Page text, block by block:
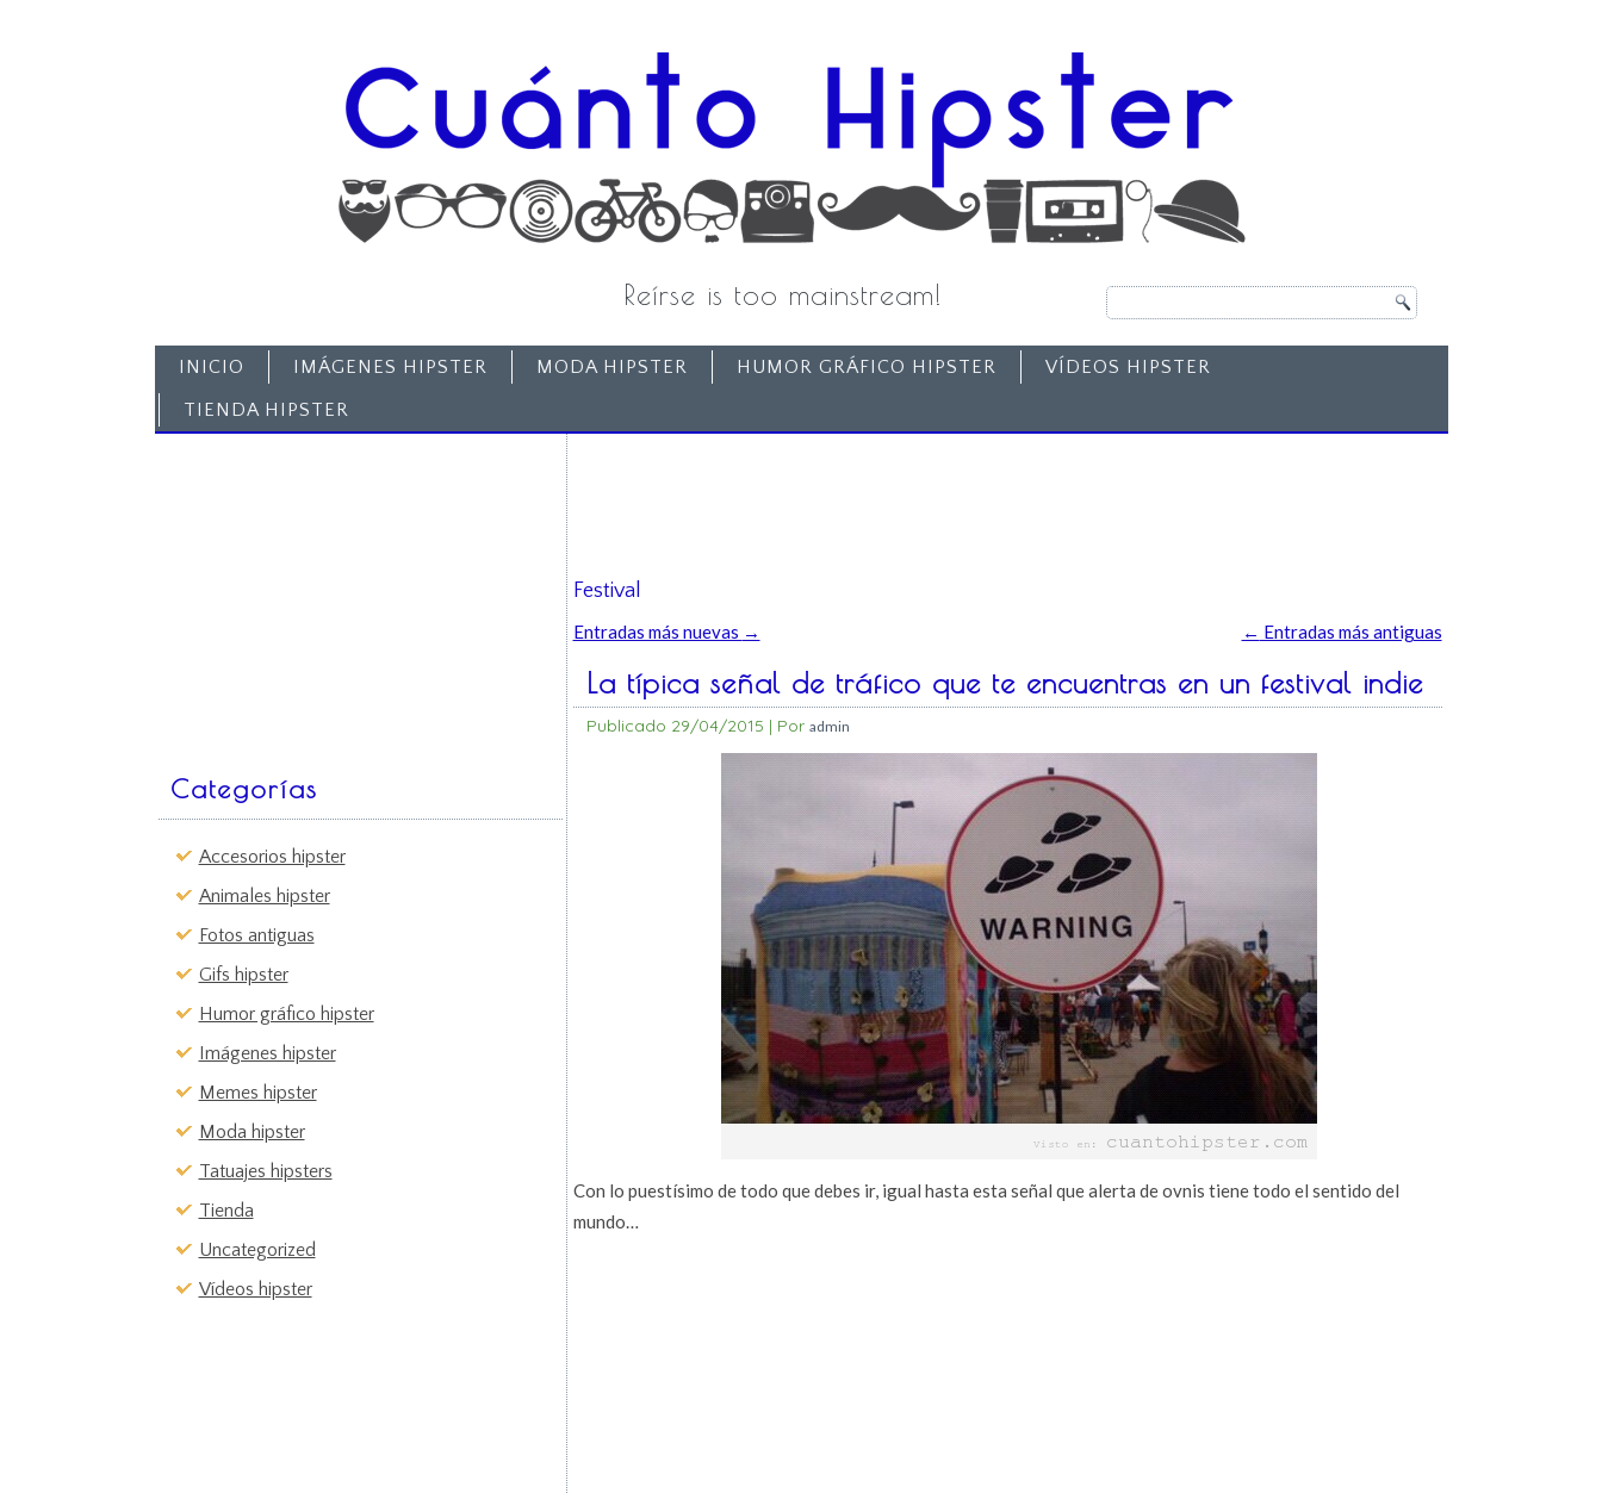
Reírse is too mainstream!
INICIO IMÁGENES HIPSTER MODA HIPSTER HUMOR GRÁFICO HIPSTER
VÍDEOS HIPSTER
TIENDA HIPSTER
Categorías
Accesorios hipster
Animales hipster
Fotos antiguas
Gifs hipster
Humor gráfico hipster
Imágenes hipster
Memes hipster
Moda hipster
Tatuajes hipsters
Tienda
Uncategorized
Vídeos hipster
Festival
Entradas más nuevas → ← Entradas más antiguas
La típica señal de tráfico que te encuentras en un festival indie
Publicado 29/04/2015 | Por admin
Con lo puestísimo de todo que debes ir, igual hasta esta señal que alerta de ovnis tiene todo el sentido del
mundo…